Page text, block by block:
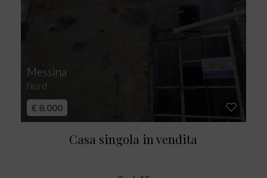
Messina
Nord
€ 8.000
Casa singola in vendita